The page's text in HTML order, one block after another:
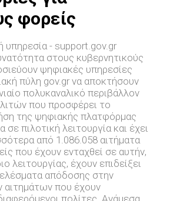
φορείς
υπηρεσία - support.gov.gr
στους κυβερνητικούς
ψηφιακές υπηρεσίες
πύλη gov.gr να αποκτήσουν
πολυκαναλικό περιβάλλον
που προσφέρει το
της ψηφιακής πλατφόρμας
σε πιλοτική λειτουργία και έχει
από 1.086.058 αιτήματα
που έχουν ενταχθεί σε αυτήν,
λειτουργίας, έχουν επιδείξει
απόδοσης στην
αιτημάτων που έχουν